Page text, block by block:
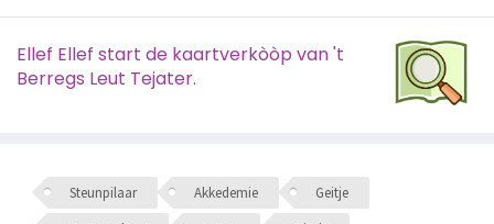
Ellef Ellef start de kaartverkòòp van 't
Berregs Leut Tejater.
Steunpilaar Akkedemie
Geitje